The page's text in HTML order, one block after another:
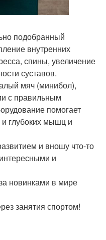
подобранный
внутренних
спины, увеличение
суставов.
мяч (минибол),
с правильным
помогает
глубоких мышц и
и вношу что-то
и
новинками в мире
занятия спортом!